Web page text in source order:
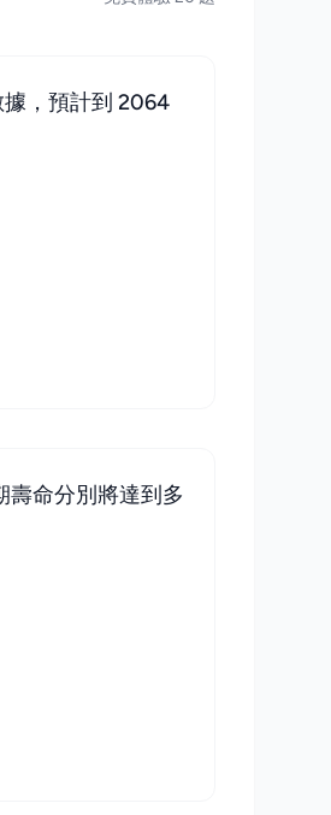
，預計到 2064
壽命分別將達到多